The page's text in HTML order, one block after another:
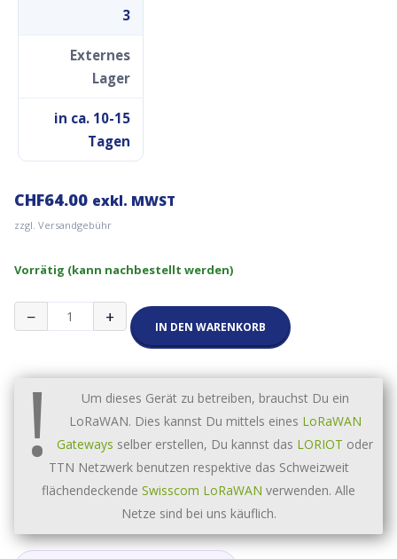
3
Externes
Lager
in ca. 10-15
Tagen
CHF64.00 exkl. MWST
zzgl. Versandgebühr
Vorrätig (kann nachbestellt werden)
−
Milesight
AM102
IAQ
Sensor
mit
Display
Menge
+ IN DEN WARENKORB
!
Um dieses Gerät zu betreiben, brauchst Du ein
LoRaWAN. Dies kannst Du mittels eines LoRaWAN
Gateways selber erstellen, Du kannst das LORIOT oder
TTN Netzwerk benutzen respektive das Schweizweit
flächendeckende Swisscom LoRaWAN verwenden. Alle
Netze sind bei uns käuflich.